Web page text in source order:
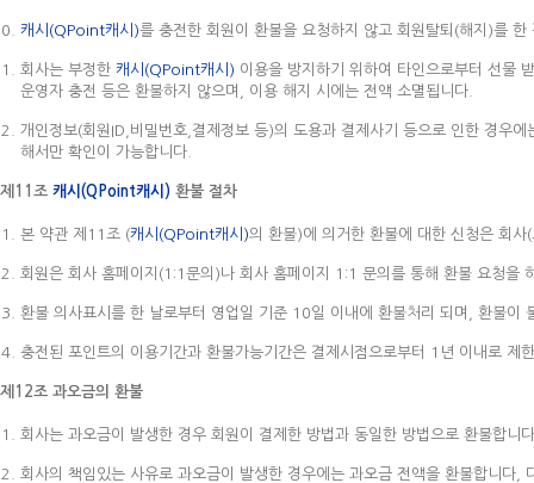
캐시(QPoint캐시)를 충전한 회원이 환불을 요청하지 않고 회원탈퇴(해지)를
회사는 부정한 캐시(QPoint캐시) 이용을 방지하기 위하여 타인으로부터 선물
운영자 충전 등은 환불하지 않으며, 이용 해지 시에는 전액 소멸됩니다.
개인정보(회원ID,비밀번호,결제정보 등)의 도용과 결제사기 등으로 인한 경우
해서만 확인이 가능합니다.
제11조 캐시(QPoint캐시) 환불 절차
본 약관 제11조 (캐시(QPoint캐시)의 환불)에 의거한 환불에 대한 신청은 회사
회원은 회사 홈페이지(1:1문의)나 회사 홈페이지 1:1 문의를 통해 환불 요청을
환불 의사표시를 한 날로부터 영업일 기준 10일 이내에 환불처리 되며, 환불이
충전된 포인트의 이용기간과 환불가능기간은 결제시점으로부터 1년 이내로 제
제12조 과오금의 환불
회사는 과오금이 발생한 경우 회원이 결제한 방법과 동일한 방법으로 환불합
회사의 책임있는 사유로 과오금이 발생한 경우에는 과오금 전액을 환불합니다